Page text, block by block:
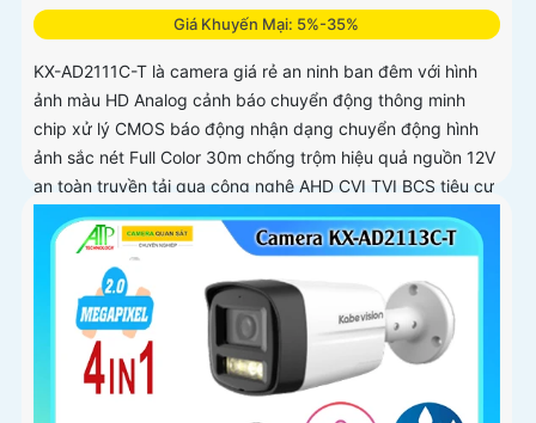
Giá Khuyến Mại: 5%-35%
KX-AD2111C-T là camera giá rẻ an ninh ban đêm với hình
ảnh màu HD Analog cảnh báo chuyển động thông minh
chip xử lý CMOS báo động nhận dạng chuyển động hình
ảnh sắc nét Full Color 30m chống trộm hiệu quả nguồn 12V
an toàn truyền tải qua công nghệ AHD CVI TVI BCS tiêu cự
cố định 3. 6mm và đầu ghi chức năng xem ban đêm màu